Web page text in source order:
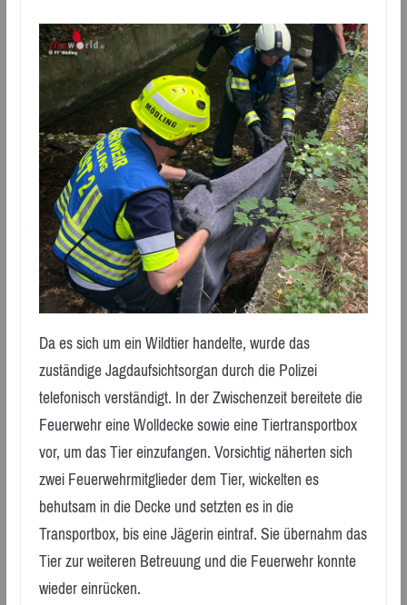
Da es sich um ein Wildtier handelte, wurde das
zuständige Jagdaufsichtsorgan durch die Polizei
telefonisch verständigt. In der Zwischenzeit bereitete die
Feuerwehr eine Wolldecke sowie eine Tiertransportbox
vor, um das Tier einzufangen. Vorsichtig näherten sich
zwei Feuerwehrmitglieder dem Tier, wickelten es
behutsam in die Decke und setzten es in die
Transportbox, bis eine Jägerin eintraf. Sie übernahm das
Tier zur weiteren Betreuung und die Feuerwehr konnte
wieder einrücken.